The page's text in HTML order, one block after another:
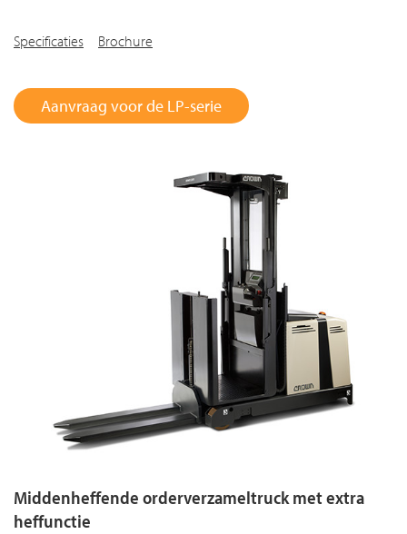
Specificaties Brochure
Aanvraag voor de LP-serie
Middenheffende orderverzameltruck met extra
heffunctie